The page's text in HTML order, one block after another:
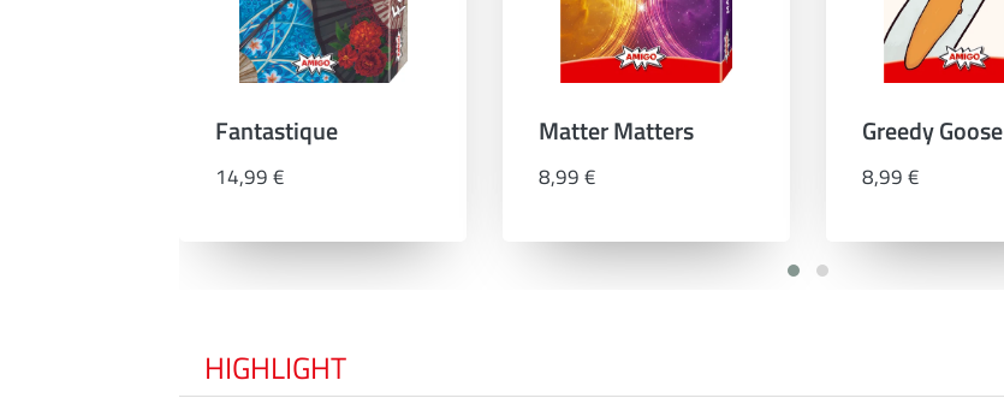
Fantastique
14,99 €
Matter Matters
8,99 €
Greedy Goose
8,99 €
HIGHLIGHT